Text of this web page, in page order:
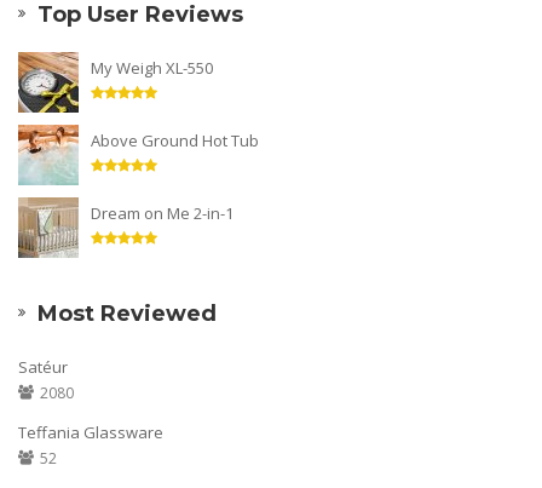
Top User Reviews
My Weigh XL-550
Above Ground Hot Tub
Dream on Me 2-in-1
Most Reviewed
Satéur
2080
Teffania Glassware
52